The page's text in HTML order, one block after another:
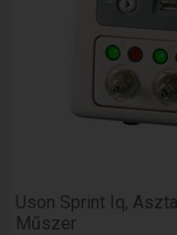
Uson Sprint Iq,
Műszer